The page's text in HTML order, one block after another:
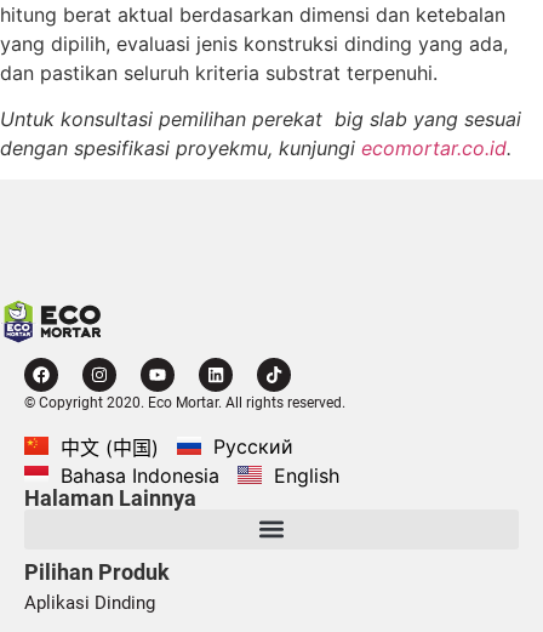
hitung berat aktual berdasarkan dimensi dan ketebalan
yang dipilih, evaluasi jenis konstruksi dinding yang ada,
dan pastikan seluruh kriteria substrat terpenuhi.
Untuk konsultasi pemilihan perekat big slab yang sesuai
dengan spesifikasi proyekmu, kunjungi ecomortar.co.id.
© Copyright 2020. Eco Mortar. All rights reserved.
中文 (中国)
Русский
Bahasa Indonesia
English
Halaman Lainnya
Pilihan Produk
Aplikasi Dinding